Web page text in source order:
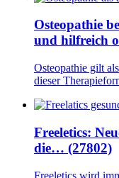
Osteopathie
und hilfreich
Osteopathie gilt
dieser
Freeletics:
die… (27802)
Freeletics wird